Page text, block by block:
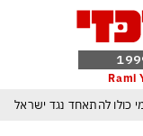
כולו להתאחד נגד ישראל